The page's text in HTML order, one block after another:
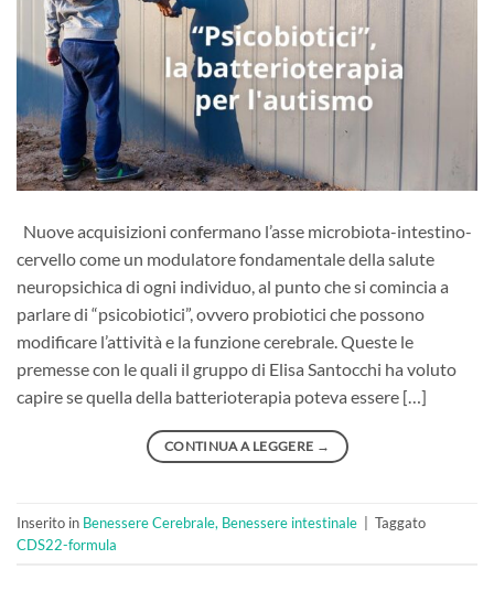
Nuove acquisizioni confermano l’asse microbiota-intestino-
cervello come un modulatore fondamentale della salute
neuropsichica di ogni individuo, al punto che si comincia a
parlare di “psicobiotici”, ovvero probiotici che possono
modificare l’attività e la funzione cerebrale. Queste le
premesse con le quali il gruppo di Elisa Santocchi ha voluto
capire se quella della batterioterapia poteva essere […]
CONTINUA A LEGGERE →
Inserito in Benessere Cerebrale, Benessere intestinale
Taggato
CDS22-formula